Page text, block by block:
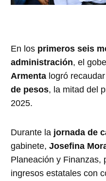
En los primeros seis
administración, el
Armenta logró
de pesos, la mitad del
2025.
Durante la jornada de
gabinete,Josefina
Planeación y Finanzas,
ingresos estatales con